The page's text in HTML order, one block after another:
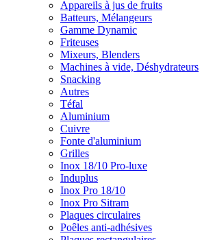
Appareils à jus de fruits
Batteurs, Mélangeurs
Gamme Dynamic
Friteuses
Mixeurs, Blenders
Machines à vide, Déshydrateurs
Snacking
Autres
Téfal
Aluminium
Cuivre
Fonte d'aluminium
Grilles
Inox 18/10 Pro-luxe
Induplus
Inox Pro 18/10
Inox Pro Sitram
Plaques circulaires
Poêles anti-adhésives